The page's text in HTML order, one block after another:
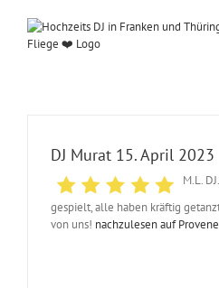
springen
DJ Murat 15. April 2023
M.L.
gespielt, alle haben kräftig
von uns! nachzulesen auf